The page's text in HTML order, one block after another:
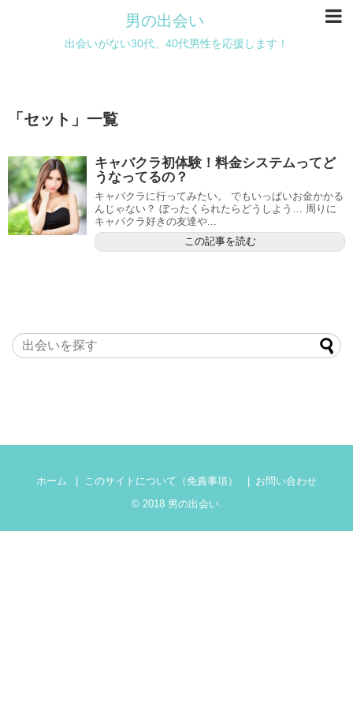
男の出会い
出会いがない30代、40代男性を応援します！
「 セット 」 一覧
キャバクラ初体験！料金システムってど
うなってるの？
キャバクラに行ってみたい。 でもいっぱいお金かかる
んじゃない？ ぼったくられたらどうしよう… 周りに
キャバクラ好きの友達や...
この記事を読む
ホーム このサイトについて（免責事項）
お問い合わせ
© 2018 男の出会い.